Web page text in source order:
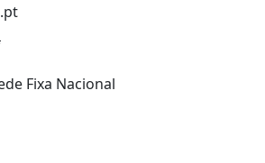
Fixa Nacional